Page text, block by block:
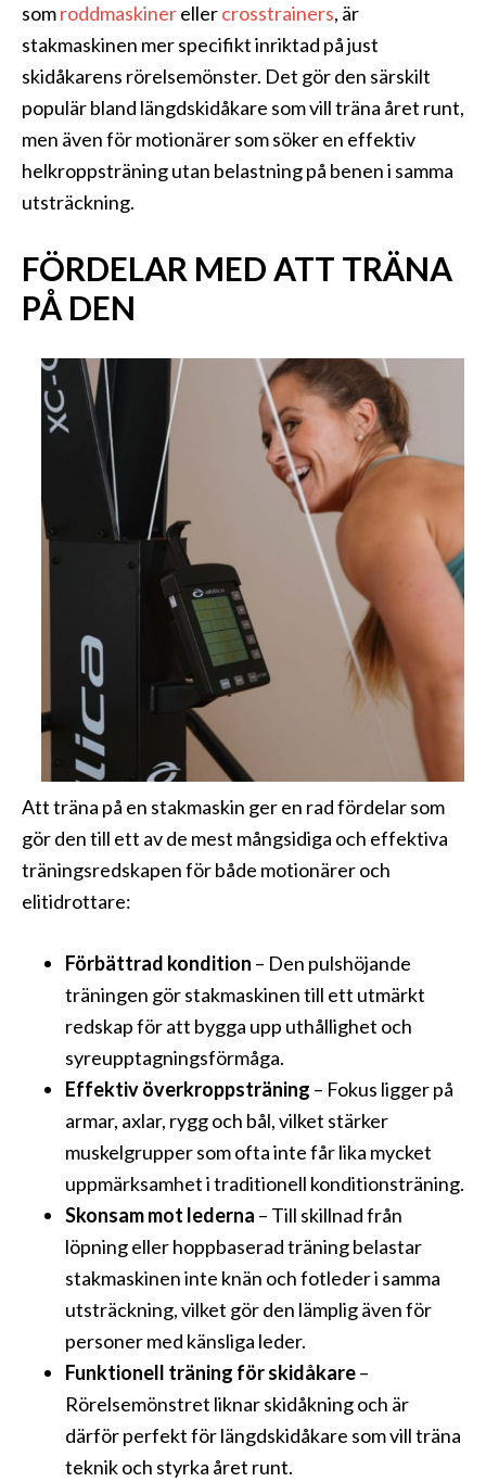
somroddmaskinerellercrosstrainers, är
stakmaskinen mer specifikt inriktad på just
skidåkarens rörelsemönster. Det gör den särskilt
populär bland längdskidåkare som vill träna året runt,
men även för motionärer som söker en effektiv
helkroppsträning utan belastning på benen i samma
utsträckning.
FÖRDELAR MED ATT TRÄNA
PÅ DEN
Att träna på en stakmaskin ger en rad fördelar som
gör den till ett av de mest mångsidiga och effektiva
träningsredskapen för både motionärer och
elitidrottare:
Förbättrad kondition – Den pulshöjande
träningen gör stakmaskinen till ett utmärkt
redskap för att bygga upp uthållighet och
syreupptagningsförmåga.
Effektiv överkroppsträning – Fokus ligger på
armar, axlar, rygg och bål, vilket stärker
muskelgrupper som ofta inte får lika mycket
uppmärksamhet i traditionell konditionsträning.
Skonsam mot lederna – Till skillnad från
löpning eller hoppbaserad träning belastar
stakmaskinen inte knän och fotleder i samma
utsträckning, vilket gör den lämplig även för
personer med känsliga leder.
Funktionell träning för skidåkare–
Rörelsemönstret liknar skidåkning och är
därför perfekt för längdskidåkare som vill träna
teknik och styrka året runt.